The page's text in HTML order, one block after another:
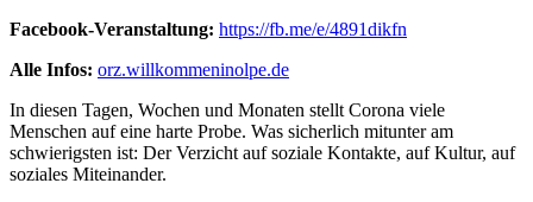
Facebook-Veranstaltung: https://fb.me/e/4891dikfn
Alle Infos: orz.willkommeninolpe.de
In diesen Tagen, Wochen und Monaten stellt Corona viele
Menschen auf eine harte Probe. Was sicherlich mitunter am
schwierigsten ist: Der Verzicht auf soziale Kontakte, auf Kultur, auf
soziales Miteinander.